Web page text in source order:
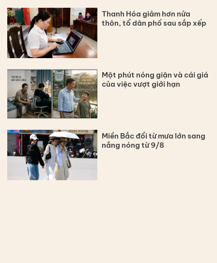
Thanh Hóa giảm hơn nửa
thôn, tổ dân phố sau sắp xếp
Một phút nóng giận và cái giá
của việc vượt giới hạn
Miền Bắc đổi từ mưa lớn sang
nắng nóng từ 9/8